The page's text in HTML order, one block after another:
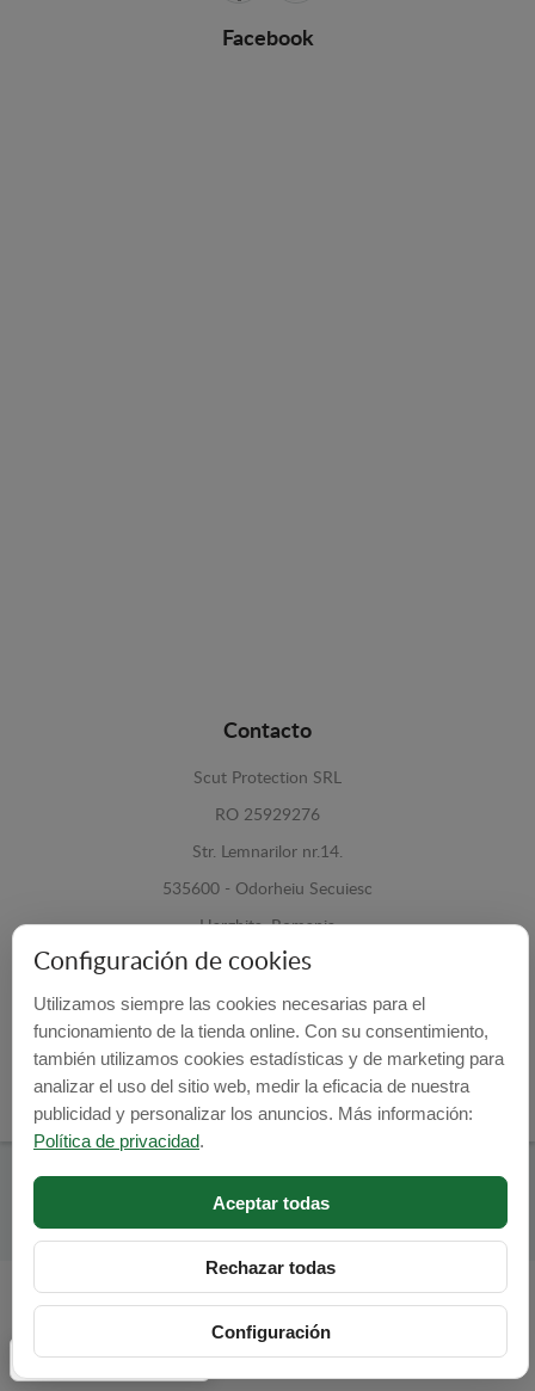
Facebook
Contacto
Scut Protection SRL
RO 25929276
Str. Lemnarilor nr.14.
535600 - Odorheiu Secuiesc
Harghita, Romania
E-mail: info@cubrecarter.com
Site: www.cubrecarter.com
Programed By lokopi WEB
Configuración de cookies
Utilizamos siempre las cookies necesarias para el
funcionamiento de la tienda online. Con su consentimiento,
también utilizamos cookies estadísticas y de marketing para
analizar el uso del sitio web, medir la eficacia de nuestra
publicidad y personalizar los anuncios. Más información:
Política de privacidad.
Aceptar todas
Rechazar todas
Configuración
Configuración de cookies